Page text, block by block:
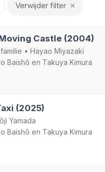
Verwijder filter ✕
Castle (2004)
familie • Hayao Miyazaki
Baishô en Takuya Kimura
(2025)
Yamada
Baishō en Takuya Kimura